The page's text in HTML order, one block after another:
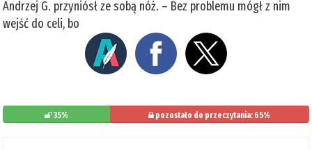
Andrzej G. przyniósł ze sobą nóż. – Bez problemu mógł z nim
wejść do celi, bo
35% pozostało do przeczytania: 65%